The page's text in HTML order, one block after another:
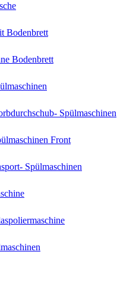
Bodenbrett
Bodenbrett
Spülmaschinen
Front
Spülmaschinen